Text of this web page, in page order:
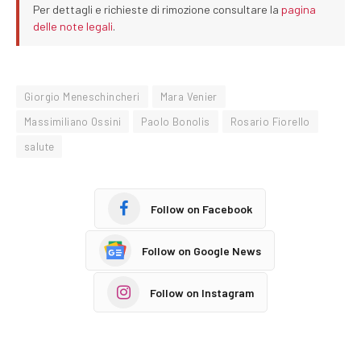
Per dettagli e richieste di rimozione consultare la pagina
delle note legali.
Giorgio Meneschincheri
Mara Venier
Massimiliano Ossini
Paolo Bonolis
Rosario Fiorello
salute
Follow on Facebook
Follow on Google News
Follow on Instagram